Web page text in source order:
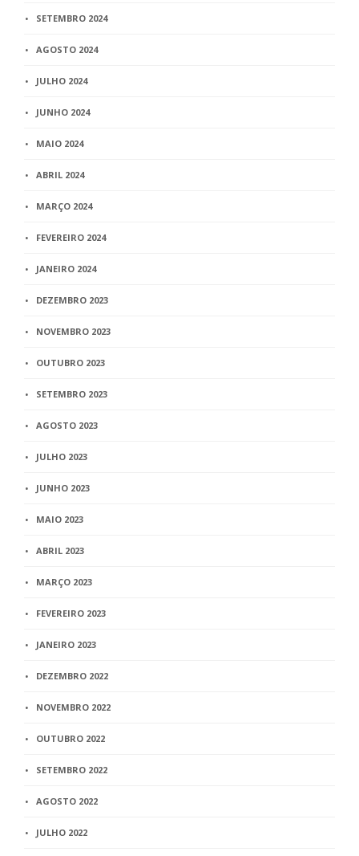
SETEMBRO 2024
AGOSTO 2024
JULHO 2024
JUNHO 2024
MAIO 2024
ABRIL 2024
MARÇO 2024
FEVEREIRO 2024
JANEIRO 2024
DEZEMBRO 2023
NOVEMBRO 2023
OUTUBRO 2023
SETEMBRO 2023
AGOSTO 2023
JULHO 2023
JUNHO 2023
MAIO 2023
ABRIL 2023
MARÇO 2023
FEVEREIRO 2023
JANEIRO 2023
DEZEMBRO 2022
NOVEMBRO 2022
OUTUBRO 2022
SETEMBRO 2022
AGOSTO 2022
JULHO 2022